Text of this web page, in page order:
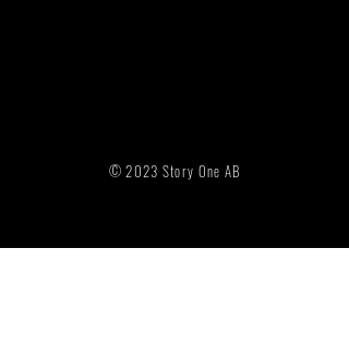
© 2023 Story One AB